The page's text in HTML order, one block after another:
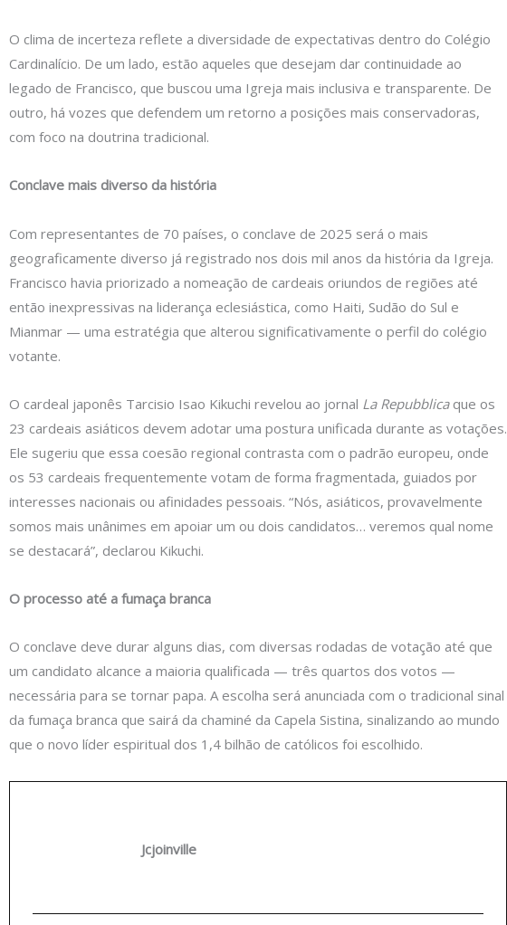
O clima de incerteza reflete a diversidade de expectativas dentro do Colégio
Cardinalício. De um lado, estão aqueles que desejam dar continuidade ao
legado de Francisco, que buscou uma Igreja mais inclusiva e transparente. De
outro, há vozes que defendem um retorno a posições mais conservadoras,
com foco na doutrina tradicional.
Conclave mais diverso da história
Com representantes de 70 países, o conclave de 2025 será o mais
geograficamente diverso já registrado nos dois mil anos da história da Igreja.
Francisco havia priorizado a nomeação de cardeais oriundos de regiões até
então inexpressivas na liderança eclesiástica, como Haiti, Sudão do Sul e
Mianmar — uma estratégia que alterou significativamente o perfil do colégio
votante.
O cardeal japonês Tarcisio Isao Kikuchi revelou ao jornal La Repubblicaque os
23 cardeais asiáticos devem adotar uma postura unificada durante as votações.
Ele sugeriu que essa coesão regional contrasta com o padrão europeu, onde
os 53 cardeais frequentemente votam de forma fragmentada, guiados por
interesses nacionais ou afinidades pessoais. “Nós, asiáticos, provavelmente
somos mais unânimes em apoiar um ou dois candidatos… veremos qual nome
se destacará”, declarou Kikuchi.
O processo até a fumaça branca
O conclave deve durar alguns dias, com diversas rodadas de votação até que
um candidato alcance a maioria qualificada — três quartos dos votos —
necessária para se tornar papa. A escolha será anunciada com o tradicional sinal
da fumaça branca que sairá da chaminé da Capela Sistina, sinalizando ao mundo
que o novo líder espiritual dos 1,4 bilhão de católicos foi escolhido.
Jcjoinville